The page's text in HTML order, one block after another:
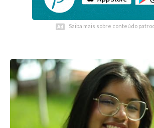
Saiba mais sobre conteúdo
Saiba mais sobre conteúdo